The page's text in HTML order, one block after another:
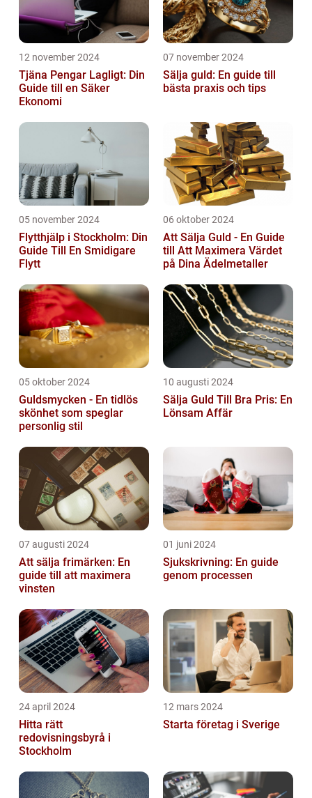
12 november 2024
Tjäna Pengar Lagligt: Din
Guide till en Säker
Ekonomi
07 november 2024
Sälja guld: En guide till
bästa praxis och tips
05 november 2024
Flytthjälp i Stockholm: Din
Guide Till En Smidigare
Flytt
06 oktober 2024
Att Sälja Guld - En Guide
till Att Maximera Värdet
på Dina Ädelmetaller
05 oktober 2024
Guldsmycken - En tidlös
skönhet som speglar
personlig stil
10 augusti 2024
Sälja Guld Till Bra Pris: En
Lönsam Affär
07 augusti 2024
Att sälja frimärken: En
guide till att maximera
vinsten
01 juni 2024
Sjukskrivning: En guide
genom processen
24 april 2024
Hitta rätt
redovisningsbyrå i
Stockholm
12 mars 2024
Starta företag i Sverige